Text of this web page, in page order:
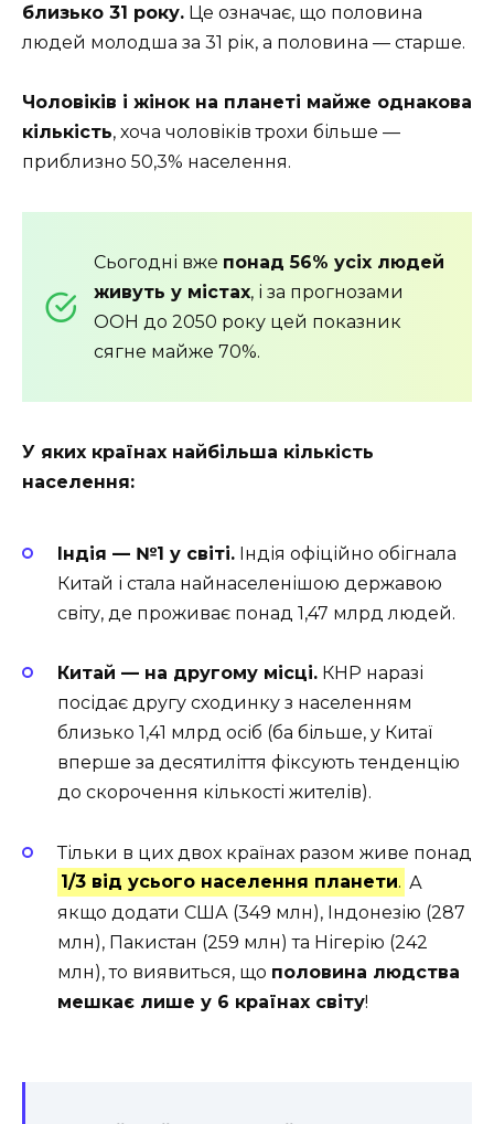
близько 31 року. Це означає, що половина
людей молодша за 31 рік, а половина — старше.
Чоловіків і жінок на планеті майже однакова
кількість, хоча чоловіків трохи більше —
приблизно 50,3% населення.
Сьогодні вже понад 56% усіх людей
живуть у містах, і за прогнозами
ООН до 2050 року цей показник
сягне майже 70%.
У яких країнах найбільша кількість
населення:
Індія — №1 у світі. Індія офіційно обігнала
Китай і стала найнаселенішою державою
світу, де проживає понад 1,47 млрд людей.
Китай — на другому місці. КНР наразі
посідає другу сходинку з населенням
близько 1,41 млрд осіб (ба більше, у Китаї
вперше за десятиліття фіксують тенденцію
до скорочення кількості жителів).
Тільки в цих двох країнах разом живе понад
1/3 від усього населення планети. А
якщо додати США (349 млн), Індонезію (287
млн), Пакистан (259 млн) та Нігерію (242
млн), то виявиться, що половина людства
мешкає лише у 6 країнах світу!